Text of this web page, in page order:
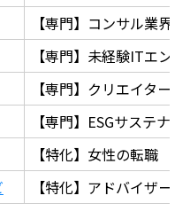
【専門】コンサル業界
【専門】未経験ITエン
【専門】クリエイター
【専門】ESGサステナ
【特化】女性の転職
【特化】アドバイザー